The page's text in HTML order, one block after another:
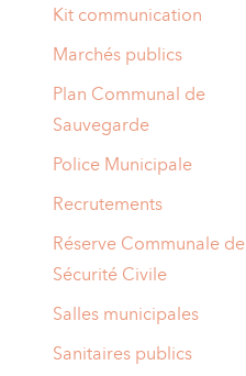
Kit communication
Marchés publics
Plan Communal de
Sauvegarde
Police Municipale
Recrutements
Réserve Communale de
Sécurité Civile
Salles municipales
Sanitaires publics